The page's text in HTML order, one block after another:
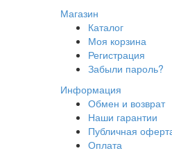
Магазин
Каталог
Моя корзина
Регистрация
Забыли пароль?
Информация
Обмен и возврат
Наши гарантии
Публичная
Оплата